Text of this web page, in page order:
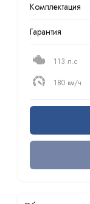
Комплектация
Гарантия
113 л.с
180 км/ч